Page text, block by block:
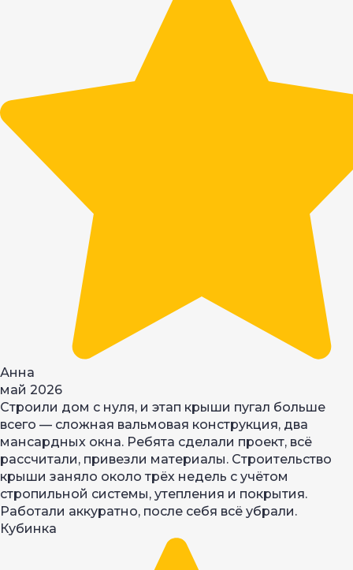
Анна
май 2026
Строили дом с нуля, и этап крыши пугал больше
всего — сложная вальмовая конструкция, два
мансардных окна. Ребята сделали проект, всё
рассчитали, привезли материалы. Строительство
крыши заняло около трёх недель с учётом
стропильной системы, утепления и покрытия.
Работали аккуратно, после себя всё убрали.
Кубинка